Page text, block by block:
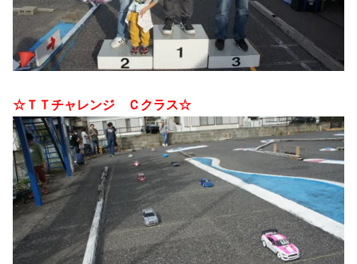
☆ＴＴチャレンジ Ｃクラス☆